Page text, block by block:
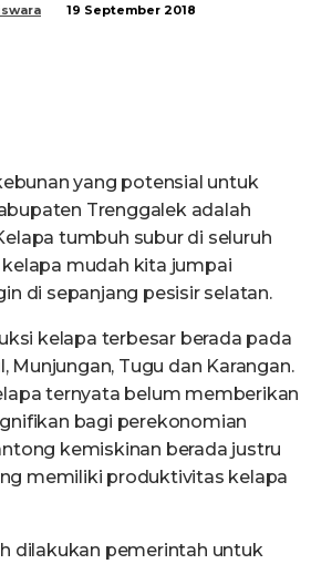
19 September 2018
yang potensial untuk
Trenggalek adalah
tumbuh subur di seluruh
mudah kita jumpai
di sepanjang pesisir selatan.
kelapa terbesar berada pada
Munjungan, Tugu dan Karangan.
ternyata belum memberikan
bagi perekonomian
kemiskinan berada justru
memiliki produktivitas kelapa
dilakukan pemerintah untuk